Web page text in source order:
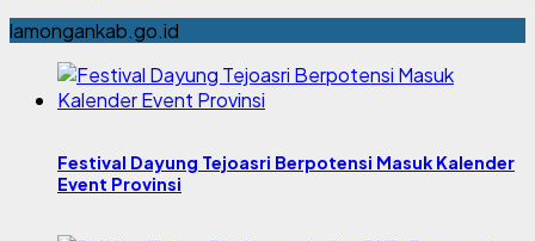
lamongankab.go.id
Festival Dayung Tejoasri Berpotensi Masuk Kalender
Event Provinsi